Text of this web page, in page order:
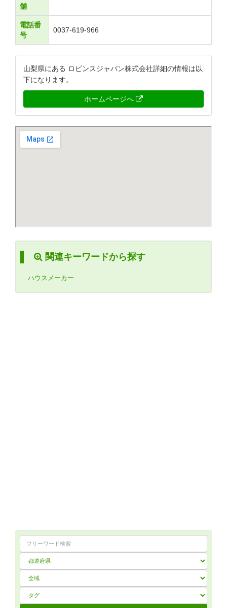
舗
電話番
号
0037-619-966
山梨県にある ロビンスジャパン株式会社詳細の情報は以
下になります。
ホームページへ
関連キーワードから探す
ハウスメーカー